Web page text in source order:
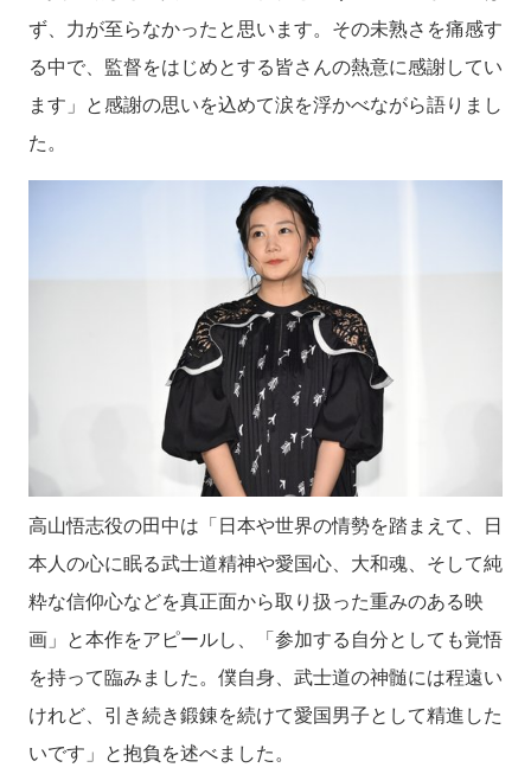
ず、力が至らなかったと思います。その未熟さを痛感す
る中で、監督をはじめとする皆さんの熱意に感謝してい
ます」と感謝の思いを込めて涙を浮かべながら語りまし
た。
高山悟志役の田中は「日本や世界の情勢を踏まえて、日
本人の心に眠る武士道精神や愛国心、大和魂、そして純
粋な信仰心などを真正面から取り扱った重みのある映
画」と本作をアピールし、「参加する自分としても覚悟
を持って臨みました。僕自身、武士道の神髄には程遠い
けれど、引き続き鍛錬を続けて愛国男子として精進した
いです」と抱負を述べました。